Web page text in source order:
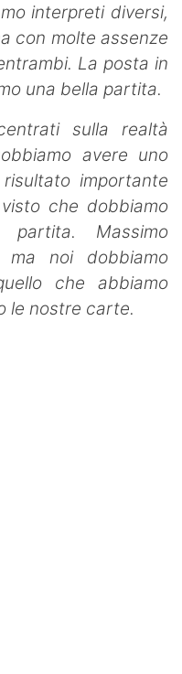
interpreti diversi,
con molte assenze
La posta in
una bella partita.
sulla realtà
avere uno
importante
che dobbiamo
partita. Massimo
ma noi dobbiamo
che abbiamo
le nostre carte.